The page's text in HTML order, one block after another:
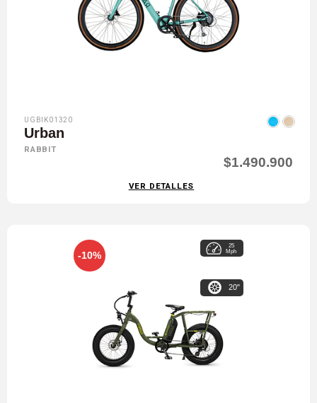
UGBIK01320
Urban
RABBIT
$1.490.900
VER DETALLES
-10%
25
Mph
20"